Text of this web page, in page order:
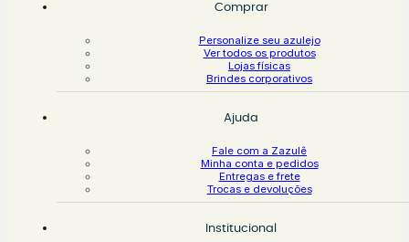
Comprar
Personalize seu azulejo
Ver todos os produtos
Lojas físicas
Brindes corporativos
Ajuda
Fale com a Zazulê
Minha conta e pedidos
Entregas e frete
Trocas e devoluções
Institucional